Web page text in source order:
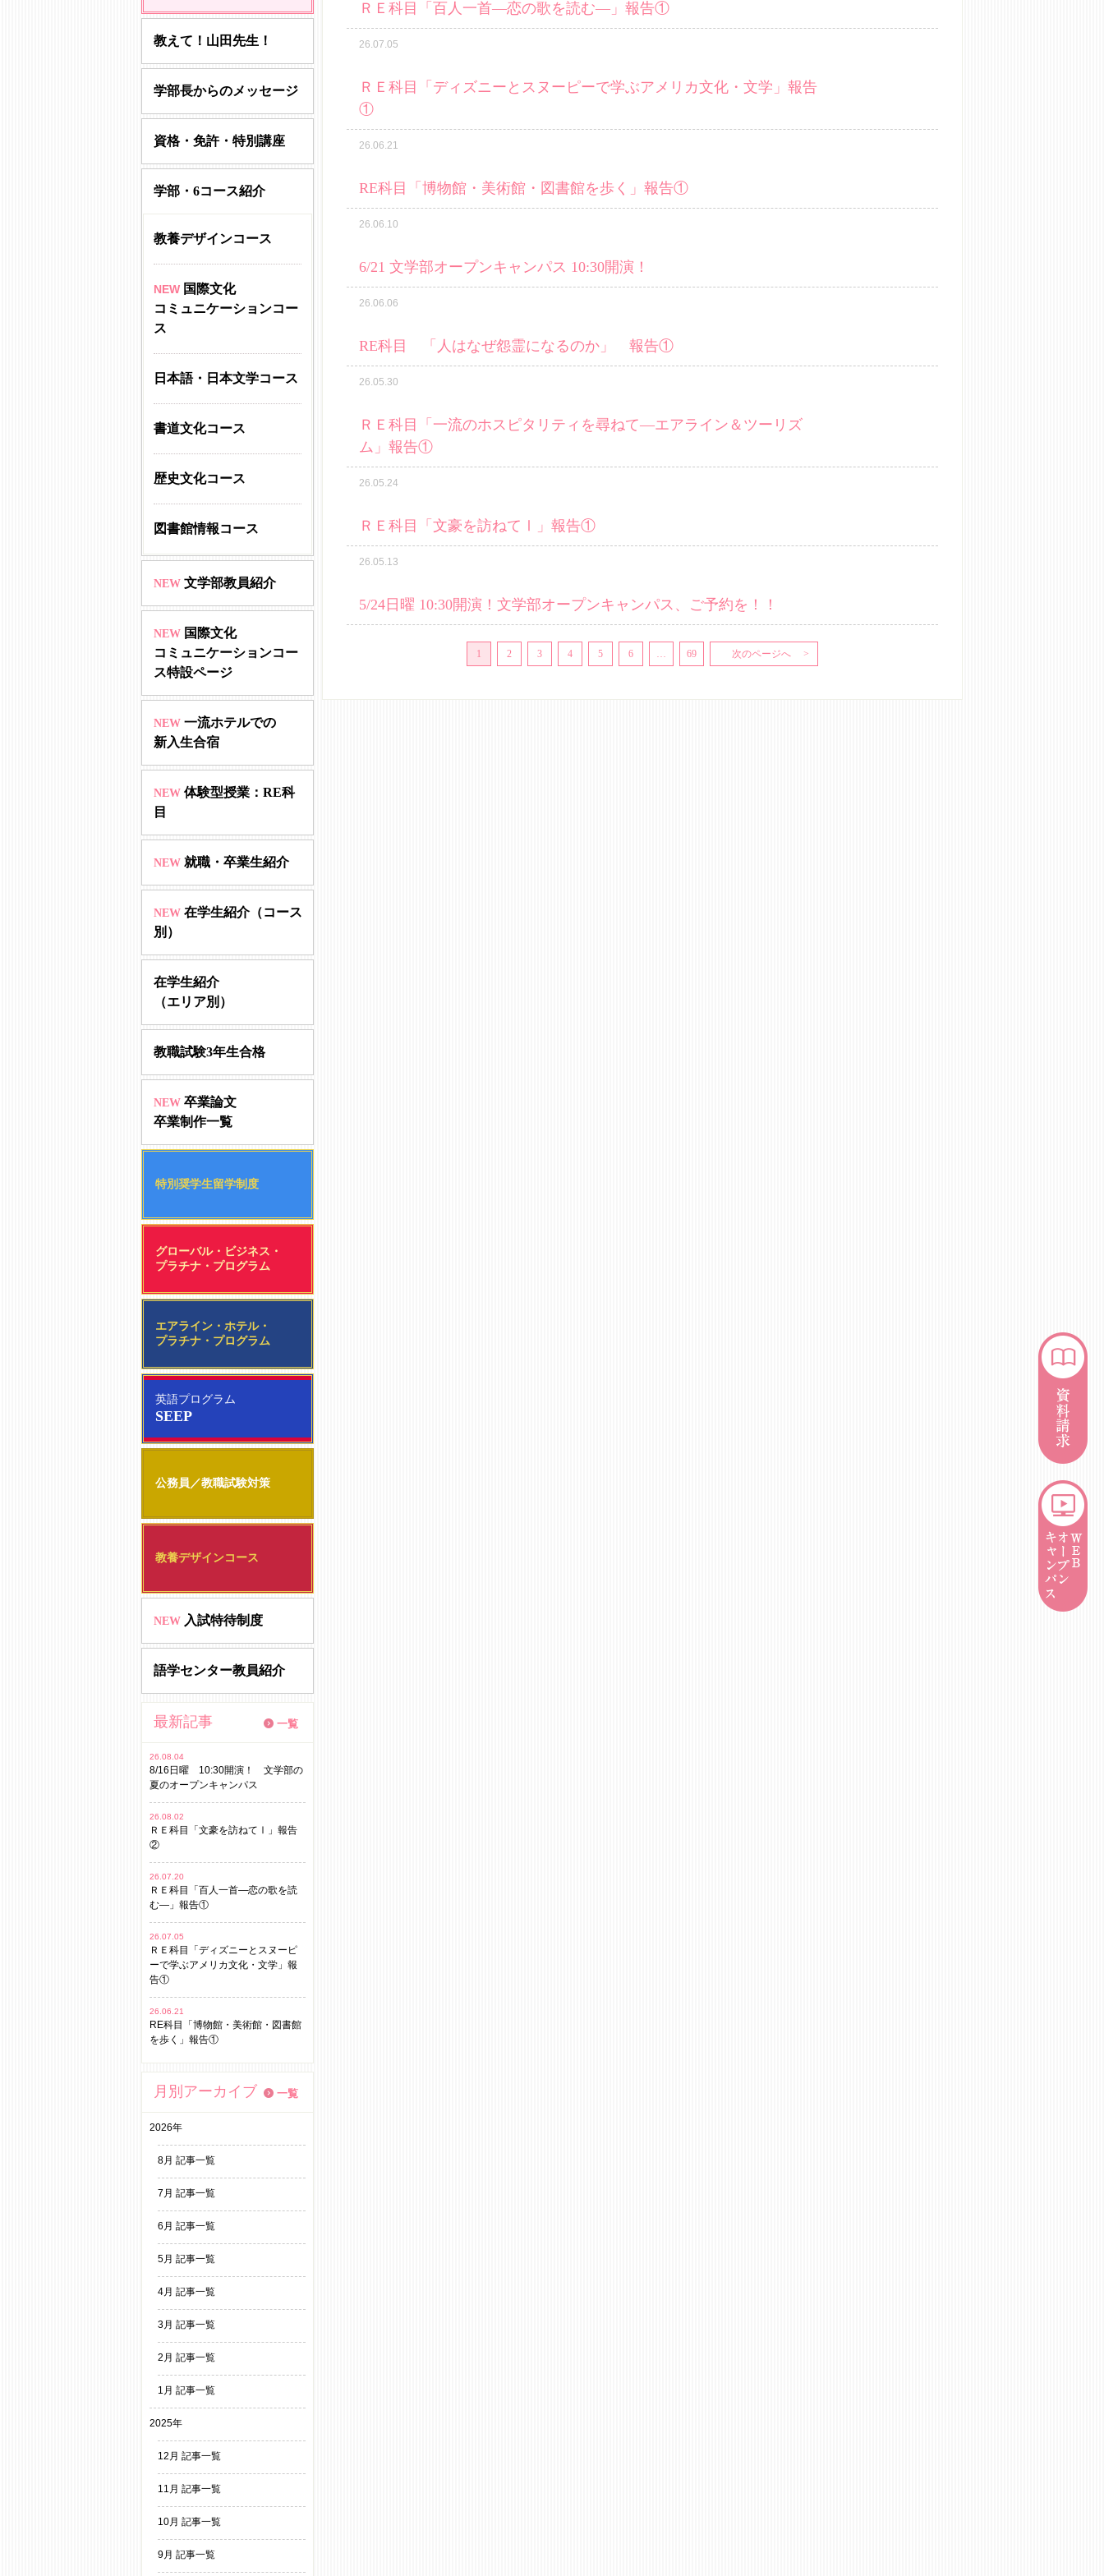
教えて！山田先生！
学部長からのメッセージ
資格・免許・特別講座
学部・6コース紹介
教養デザインコース
NEW 国際文化
コミュニケーションコー
ス
日本語・日本文学コース
書道文化コース
歴史文化コース
図書館情報コース
NEW 文学部教員紹介
NEW 国際文化
コミュニケーションコー
ス特設ページ
NEW 一流ホテルでの
新入生合宿
NEW 体験型授業：RE科
目
NEW 就職・卒業生紹介
NEW 在学生紹介（コース
別）
在学生紹介
（エリア別）
教職試験3年生合格
NEW 卒業論文
卒業制作一覧
特別奨学生留学制度
グローバル・ビジネス・
プラチナ・プログラム
エアライン・ホテル・
プラチナ・プログラム
英語プログラム
SEEP
公務員／教職試験対策
教養デザインコース
NEW 入試特待制度
語学センター教員紹介
最新記事 一覧
26.08.04
8/16日曜 10:30開演！ 文学部の
夏のオープンキャンパス
26.08.02
ＲＥ科目「文豪を訪ねてⅠ」報告
②
26.07.20
ＲＥ科目「百人一首―恋の歌を読
む―」報告①
26.07.05
ＲＥ科目「ディズニーとスヌーピ
ーで学ぶアメリカ文化・文学」報
告①
26.06.21
RE科目「博物館・美術館・図書館
を歩く」報告①
月別アーカイブ 一覧
2026年
8月 記事一覧
7月 記事一覧
6月 記事一覧
5月 記事一覧
4月 記事一覧
3月 記事一覧
2月 記事一覧
1月 記事一覧
2025年
12月 記事一覧
11月 記事一覧
10月 記事一覧
9月 記事一覧
ＲＥ科目「百人一首―恋の歌を読む―」報告①
26.07.05
ＲＥ科目「ディズニーとスヌーピーで学ぶアメリカ文化・文学」報告
①
26.06.21
RE科目「博物館・美術館・図書館を歩く」報告①
26.06.10
6/21 文学部オープンキャンパス 10:30開演！
26.06.06
RE科目 「人はなぜ怨霊になるのか」 報告①
26.05.30
ＲＥ科目「一流のホスピタリティを尋ねて―エアライン＆ツーリズ
ム」報告①
26.05.24
ＲＥ科目「文豪を訪ねてⅠ」報告①
26.05.13
5/24日曜 10:30開演！文学部オープンキャンパス、ご予約を！！
1 2 3 4 5 6 … 69